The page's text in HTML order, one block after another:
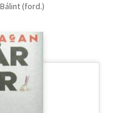
(ford.)